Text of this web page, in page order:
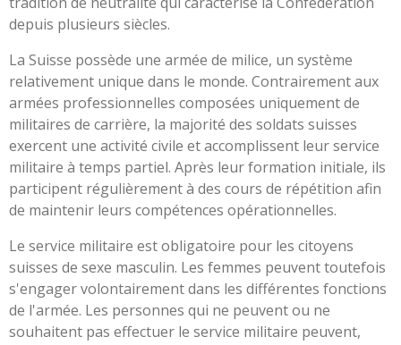
depuis plusieurs siècles.
La Suisse possède une armée de milice, un système
relativement unique dans le monde. Contrairement aux
armées professionnelles composées uniquement de
militaires de carrière, la majorité des soldats suisses
exercent une activité civile et accomplissent leur service
militaire à temps partiel. Après leur formation initiale, ils
participent régulièrement à des cours de répétition afin
de maintenir leurs compétences opérationnelles.
Le service militaire est obligatoire pour les citoyens
suisses de sexe masculin. Les femmes peuvent toutefois
s'engager volontairement dans les différentes fonctions
de l'armée. Les personnes qui ne peuvent ou ne
souhaitent pas effectuer le service militaire peuvent,